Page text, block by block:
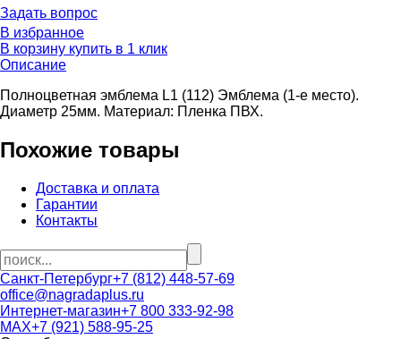
Задать вопрос
В избранное
В корзину купить в 1 клик
Описание
Полноцветная эмблема L1 (112) Эмблема (1-е место).
Диаметр 25мм. Материал: Пленка ПВХ.
Похожие товары
Доставка и оплата
Гарантии
Контакты
Санкт-Петербург+7 (812) 448-57-69
office@nagradaplus.ru
Интернет-магазин+7 800 333-92-98
MAX+7 (921) 588-95-25